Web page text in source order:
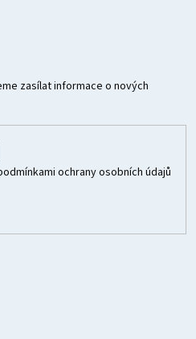
zasílat informace o nových
ochrany osobních údajů